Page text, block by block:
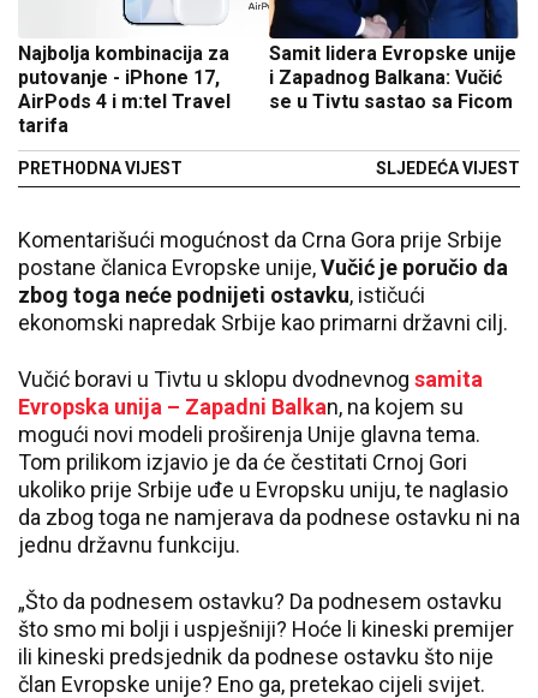
Najbolja kombinacija za
putovanje - iPhone 17,
AirPods 4 i m:tel Travel
tarifa
PRETHODNA VIJEST
Samit lidera Evropske unije
i Zapadnog Balkana: Vučić
se u Tivtu sastao sa Ficom
SLJEDEĆA VIJEST
Komentarišući mogućnost da Crna Gora prije Srbije
postane članica Evropske unije,Vučić je poručio da
zbog toga neće podnijeti ostavku, ističući
ekonomski napredak Srbije kao primarni državni cilj.
Vučić boravi u Tivtu u sklopu dvodnevnog samita
Evropska unija – Zapadni Balkan, na kojem su
mogući novi modeli proširenja Unije glavna tema.
Tom prilikom izjavio je da će čestitati Crnoj Gori
ukoliko prije Srbije uđe u Evropsku uniju, te naglasio
da zbog toga ne namjerava da podnese ostavku ni na
jednu državnu funkciju.
„Što da podnesem ostavku? Da podnesem ostavku
što smo mi bolji i uspješniji? Hoće li kineski premijer
ili kineski predsjednik da podnese ostavku što nije
član Evropske unije? Eno ga, pretekao cijeli svijet.